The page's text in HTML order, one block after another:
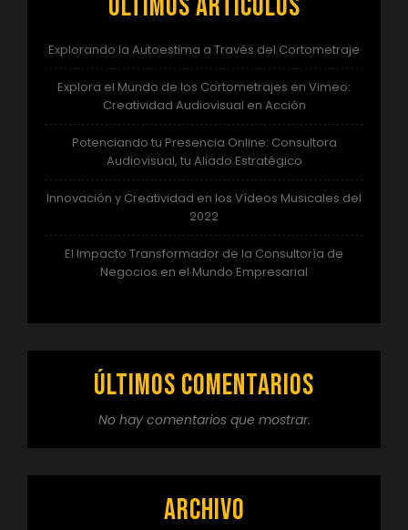
Explorando la Autoestima a Través del Cortometraje
Explora el Mundo de los Cortometrajes en Vimeo:
Creatividad Audiovisual en Acción
Potenciando tu Presencia Online: Consultora
Audiovisual, tu Aliado Estratégico
Innovación y Creatividad en los Vídeos Musicales del
2022
El Impacto Transformador de la Consultoría de
Negocios en el Mundo Empresarial
Últimos comentarios
No hay comentarios que mostrar.
Archivo